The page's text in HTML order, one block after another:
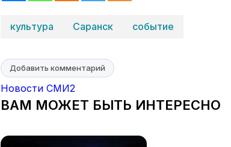
культура Саранск событие
Добавить комментарий
Новости СМИ2
ВАМ МОЖЕТ БЫТЬ ИНТЕРЕСНО